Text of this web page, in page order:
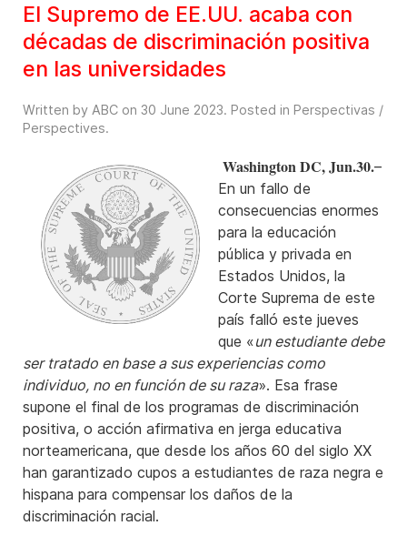
El Supremo de EE.UU. acaba con
décadas de discriminación positiva
en las universidades
Written by ABC on 30 June 2023. Posted in Perspectivas /
Perspectives.
Washington DC, Jun.30.–
En un fallo de
consecuencias enormes
para la educación
pública y privada en
Estados Unidos, la
Corte Suprema de este
país falló este jueves
que «un estudiante debe
ser tratado en base a sus experiencias como
individuo, no en función de su raza». Esa frase
supone el final de los programas de discriminación
positiva, o acción afirmativa en jerga educativa
norteamericana, que desde los años 60 del siglo XX
han garantizado cupos a estudiantes de raza negra e
hispana para compensar los daños de la
discriminación racial.